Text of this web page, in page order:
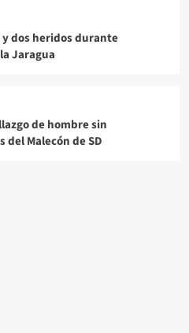
dos heridos durante
Jaragua
de hombre sin
del Malecón de SD